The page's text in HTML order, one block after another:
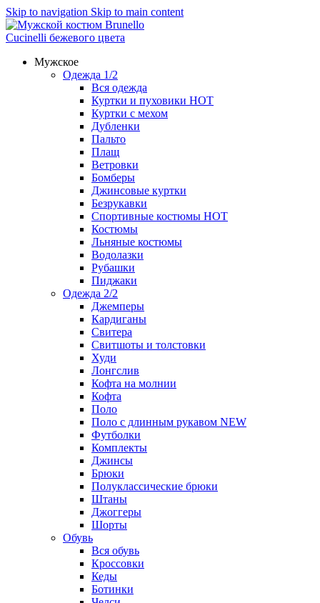
Skip to navigation Skip to main content
Мужское
Одежда 1/2
Вся одежда
Куртки и пуховики HOT
Куртки с мехом
Дубленки
Пальто
Плащ
Ветровки
Бомберы
Джинсовые куртки
Безрукавки
Спортивные костюмы HOT
Костюмы
Льняные костюмы
Водолазки
Рубашки
Пиджаки
Одежда 2/2
Джемперы
Кардиганы
Свитера
Свитшоты и толстовки
Худи
Лонгслив
Кофта на молнии
Кофта
Поло
Поло с длинным рукавом NEW
Футболки
Комплекты
Джинсы
Брюки
Полуклассические брюки
Штаны
Джоггеры
Шорты
Обувь
Вся обувь
Кроссовки
Кеды
Ботинки